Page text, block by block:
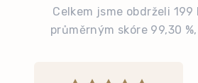
Celkem jsme obdrželi
průměrným skóre 99,30